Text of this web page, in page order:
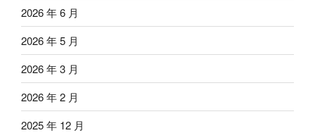
2026 年 6 月
2026 年 5 月
2026 年 3 月
2026 年 2 月
2025 年 12 月